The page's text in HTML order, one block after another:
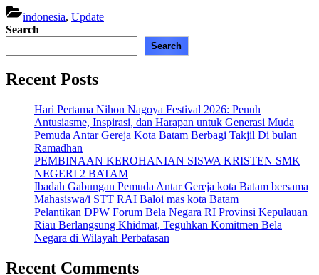
indonesia, Update
Search
Search
Recent Posts
Hari Pertama Nihon Nagoya Festival 2026: Penuh
Antusiasme, Inspirasi, dan Harapan untuk Generasi Muda
Pemuda Antar Gereja Kota Batam Berbagi Takjil Di bulan
Ramadhan
PEMBINAAN KEROHANIAN SISWA KRISTEN SMK
NEGERI 2 BATAM
Ibadah Gabungan Pemuda Antar Gereja kota Batam bersama
Mahasiswa/i STT RAI Baloi mas kota Batam
Pelantikan DPW Forum Bela Negara RI Provinsi Kepulauan
Riau Berlangsung Khidmat, Teguhkan Komitmen Bela
Negara di Wilayah Perbatasan
Recent Comments